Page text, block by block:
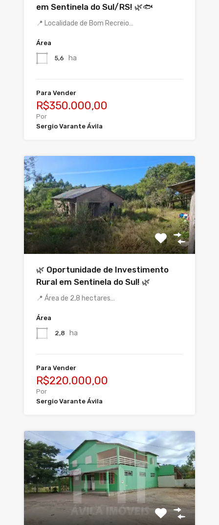
em Sentinela do Sul/RS! 🌿🐟
📍 Localidade de Bom Recreio…
Área
5,6 ha
Para Vender
R$350.000,00
Por
Sergio Varante Ávila
🌿 Oportunidade de Investimento
Rural em Sentinela do Sul! 🌿
📍 Área de 2,8 hectares…
Área
2,8 ha
Para Vender
R$220.000,00
Por
Sergio Varante Ávila